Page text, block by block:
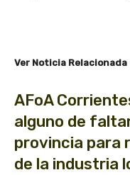
Ver Noticia Relacionada
AFoA
alguno de
provincia para
de la industria